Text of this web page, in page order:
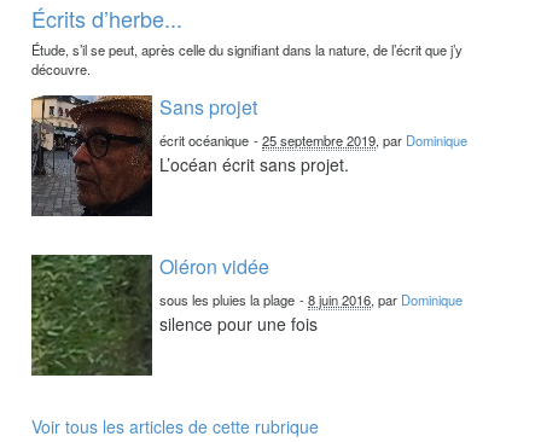
Écrits d’herbe...
Étude, s’il se peut, après celle du signifiant dans la nature, de l’écrit que j’y
découvre.
Sans projet
écrit océanique -25 septembre 2019, par Dominique
L’océan écrit sans projet.
Oléron vidée
sous les pluies la plage -8 juin 2016, par Dominique
silence pour une fois
Voir tous les articles de cette rubrique